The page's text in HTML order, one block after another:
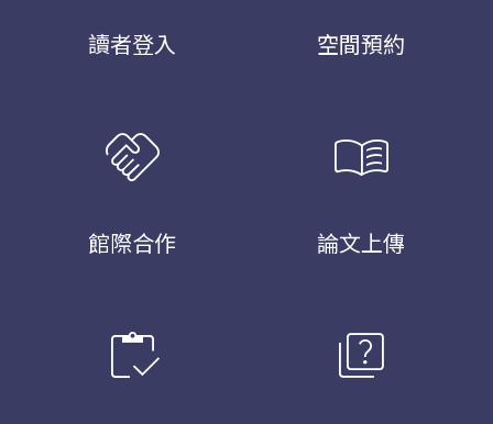
讀者登入 空間預約
handshake
館際合作
menu_book
論文上傳
inventory quiz